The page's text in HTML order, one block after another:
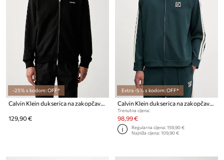
-25% s kodom: OFF*
Calvin Klein dukserica na zakopčavanje sa kapuljačom za muškarce s pamukom
129,90 €
Extra -5% s kodom: OFF*
Calvin Klein dukserica na zakopčavanje za muškarce s modalom
Trenutna cijena:
98,99 €
Regularna cijena:159,90 €
Najniža cijena:109,90 €